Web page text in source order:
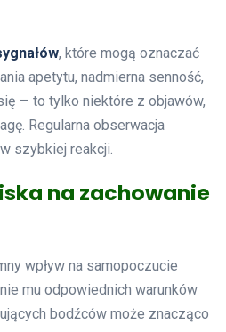
, które mogą oznaczać
apetytu, nadmierna senność,
— to tylko niektóre z objawów,
Regularna obserwacja
szybkiej reakcji.
na zachowanie
wpływ na samopoczucie
mu odpowiednich warunków
bodźców może znacząco